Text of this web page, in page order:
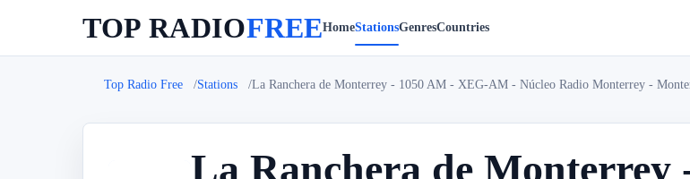
TOP RADIOFREEHomeStationsGenresCountries
Top Radio Free Stations La Ranchera de Monterrey - 1050 AM - XEG-AM - Núcleo Radio Monterrey -
La Ranchera de